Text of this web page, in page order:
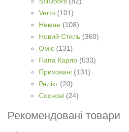
Verto (101)
Неман (108)
Новий Стиль (360)
Оміс (131)
Папа Карло (533)
Приховані (131)
Релікт (20)
Соснові (24)
Рекомендовані товари